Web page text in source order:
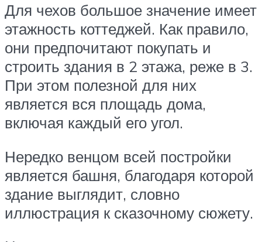
Для чехов большое значение имеет
этажность коттеджей. Как правило,
они предпочитают покупать и
строить здания в 2 этажа, реже в 3.
При этом полезной для них
является вся площадь дома,
включая каждый его угол.
Нередко венцом всей постройки
является башня, благодаря которой
здание выглядит, словно
иллюстрация к сказочному сюжету.